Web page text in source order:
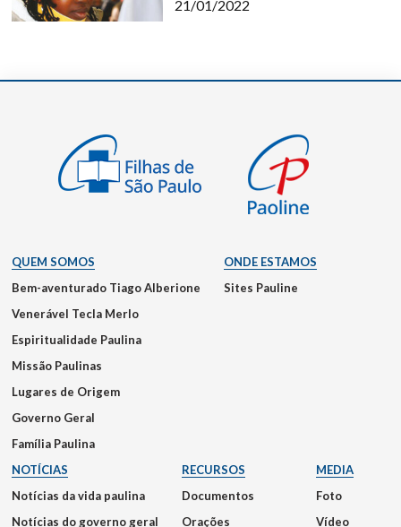
21/01/2022
QUEM SOMOS
Bem-aventurado Tiago Alberione
Venerável Tecla Merlo
Espiritualidade Paulina
Missão Paulinas
Lugares de Origem
Governo Geral
Família Paulina
ONDE ESTAMOS
Sites Pauline
NOTÍCIAS
Notícias da vida paulina
Notícias do governo geral
RECURSOS
Documentos
Orações
MEDIA
Foto
Vídeo